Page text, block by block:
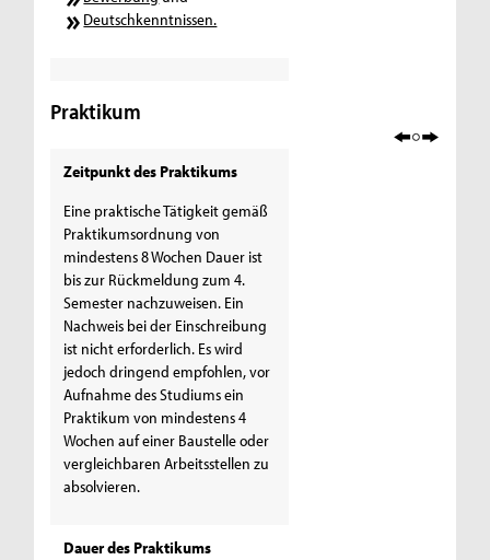
Deutschkenntnissen.
Praktikum
Zeitpunkt des Praktikums
Eine praktische Tätigkeit gemäß
Praktikumsordnung von
mindestens 8 Wochen Dauer ist
bis zur Rückmeldung zum 4.
Semester nachzuweisen. Ein
Nachweis bei der Einschreibung
ist nicht erforderlich. Es wird
jedoch dringend empfohlen, vor
Aufnahme des Studiums ein
Praktikum von mindestens 4
Wochen auf einer Baustelle oder
vergleichbaren Arbeitsstellen zu
absolvieren.
Dauer des Praktikums